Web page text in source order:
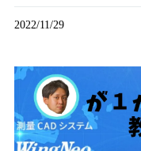
2022/11/29